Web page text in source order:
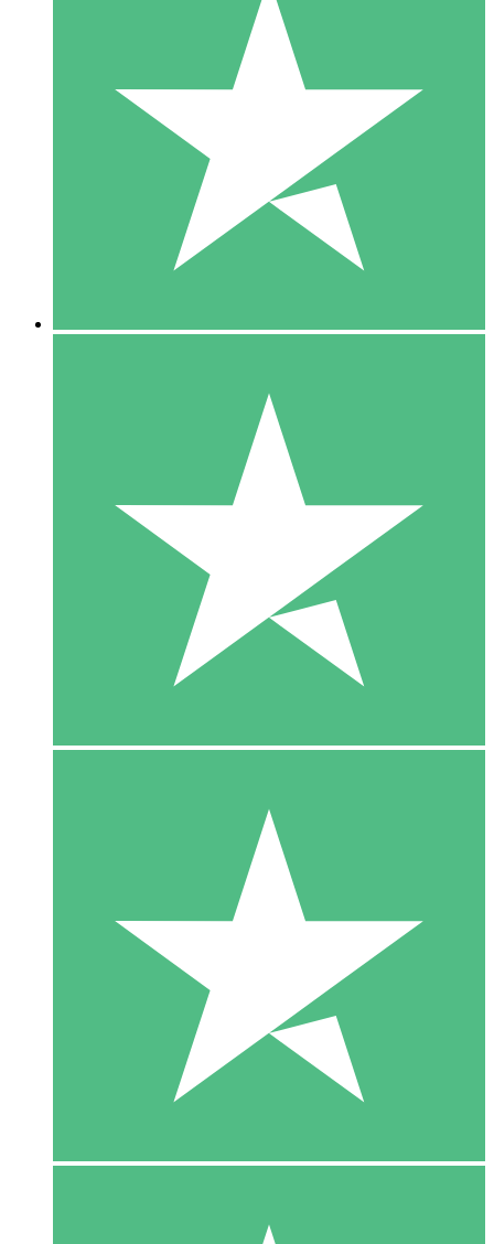
Paquetes de Créditos Individuales
Paga según el uso con créditos de descarga. Sin compromiso
10 00
10 Descargas
20 00